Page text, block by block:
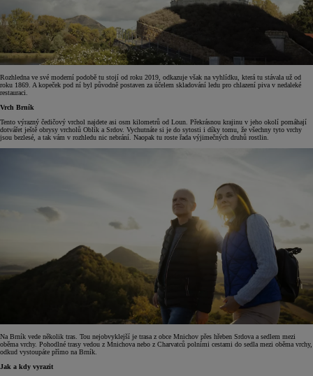
Rozhledna ve své moderní podobě tu stojí od roku 2019, odkazuje však na vyhlídku, která tu stávala už od
roku 1869. A kopeček pod ní byl původně postaven za účelem skladování ledu pro chlazení piva v nedaleké
restauraci.
Vrch Brník
Tento výrazný čedičový vrchol najdete asi osm kilometrů od Loun. Překrásnou krajinu v jeho okolí pomáhají
dotvářet ještě obrysy vrcholů Oblík a Srdov. Vychutnáte si je do sytosti i díky tomu, že všechny tyto vrchy
jsou bezlesé, a tak vám v rozhledu nic nebrání. Naopak tu roste řada výjimečných druhů rostlin.
Na Brník vede několik tras. Tou nejobvyklejší je trasa z obce Mnichov přes hřeben Srdova a sedlem mezi
oběma vrchy. Pohodlné trasy vedou z Mnichova nebo z Charvatců polními cestami do sedla mezi oběma vrchy,
odkud vystoupáte přímo na Brník.
Jak a kdy vyrazit